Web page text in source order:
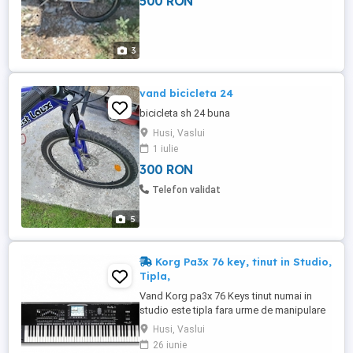
3
5
vand bicicleta 24
bicicleta sh 24 buna
Husi, Vaslui
1 iulie
300 RON
Telefon validat
Korg Pa3x 76 key, tinut in Studio,
Tipla,
Vand Korg pa3x 76 Keys tinut numai in
studio este tipla fara urme de manipulare
,256 ram, Set folclor gratis din toate
zonele tari dau si husa noua Pret 5000
Husi, Vaslui
26 iunie